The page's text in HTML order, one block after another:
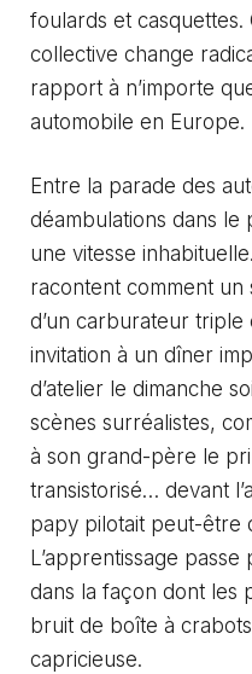
foulards et casquettes.
collective change
rapport à n’importe
automobile en Europe.
Entre la parade des
déambulations dans le
une vitesse
racontent comment
d’un carburateur triple
invitation à un dîner
d’atelier le dimanche
scènes surréalistes,
à son grand-père le
transistorisé… devant
papy pilotait peut-être
L’apprentissage passe
dans la façon dont les
bruit de boîte à
capricieuse.